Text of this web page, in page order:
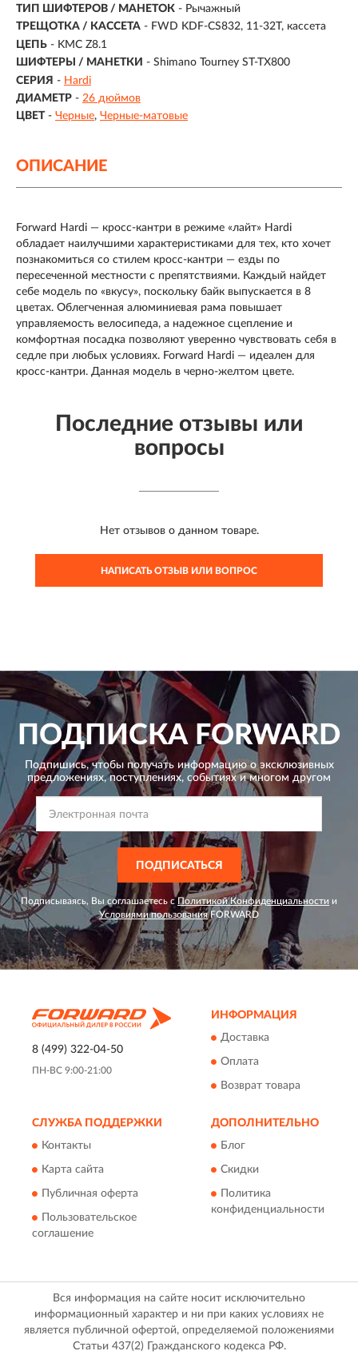
ТИП ШИФТЕРОВ / МАНЕТОК - Рычажный
ТРЕЩОТКА / КАССЕТА - FWD KDF-CS832, 11-32T, кассета
ЦЕПЬ - KMC Z8.1
ШИФТЕРЫ / МАНЕТКИ - Shimano Tourney ST-TX800
СЕРИЯ - Hardi
ДИАМЕТР - 26 дюймов
ЦВЕТ - Черные Черные-матовые
ОПИСАНИЕ
Forward Hardi — кросс-кантри в режиме «лайт» Hardi
обладает наилучшими характеристиками для тех, кто хочет
познакомиться со стилем кросс-кантри — езды по
пересеченной местности с препятствиями. Каждый найдет
себе модель по «вкусу», поскольку байк выпускается в 8
цветах. Облегченная алюминиевая рама повышает
управляемость велосипеда, а надежное сцепление и
комфортная посадка позволяют уверенно чувствовать себя в
седле при любых условиях. Forward Hardi — идеален для
кросс-кантри. Данная модель в черно-желтом цвете.
Последние отзывы или
вопросы
Нет отзывов о данном товаре.
НАПИСАТЬ ОТЗЫВ ИЛИ ВОПРОС
ПОДПИСКАFORWARD
Подпишись, чтобы получать информацию о эксклюзивных
предложениях,поступлениях, событиях и многом другом
ПОДПИСАТЬСЯ
Подписываясь, Вы соглашаетесь с Политикой Конфиденциальности и
Условиями пользованияFORWARD
8 (499) 322-04-50
ПН-ВС 9:00-21:00
ИНФОРМАЦИЯ
Доставка
Оплата
Возврат товара
СЛУЖБА ПОДДЕРЖКИ
Контакты
Карта сайта
Публичная оферта
Пользовательское
соглашение
ДОПОЛНИТЕЛЬНО
Блог
Скидки
Политика
конфиденциальности
Вся информация на сайте носит исключительно
информационный характер и ни при каких условиях не
является публичной офертой, определяемой положениями
Статьи 437(2) Гражданского кодекса РФ.